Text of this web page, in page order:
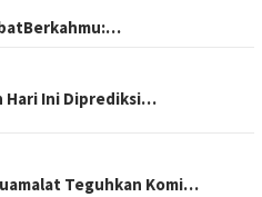
Hari Ini Diprediksi…
Teguhkan Komi…